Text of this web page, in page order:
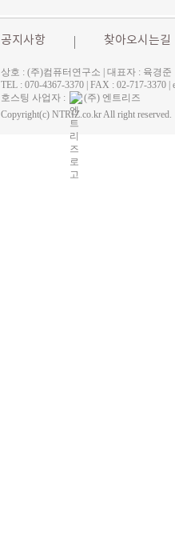
공지사항 찾아오시는길
상호 : (주)컴퓨터연구소 | 대표자 : 육경
TEL : 070-4367-3370 | FAX : 02-717-
호스팅 사업자 :
(주) 엔트리즈
Copyright(c) NTRIZ.co.kr All right reserved.